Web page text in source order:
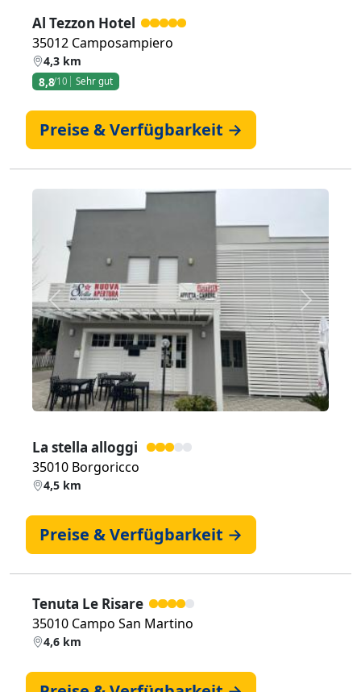
Al Tezzon Hotel
35012 Camposampiero
4,3 km
8,8/10 Sehr gut
Preise & Verfügbarkeit →
Zurück Weiter
La stella alloggi
35010 Borgoricco
4,5 km
Preise & Verfügbarkeit →
Tenuta Le Risare
35010 Campo San Martino
4,6 km